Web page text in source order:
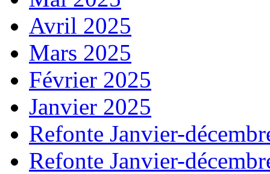
Avril 2025
Mars 2025
Février 2025
Janvier 2025
Refonte Janvier-
Refonte Janvier-